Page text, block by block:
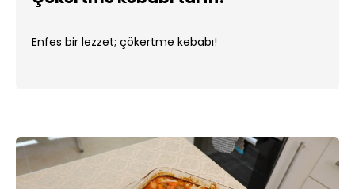
Enfes bir lezzet; çökertme kebabı!